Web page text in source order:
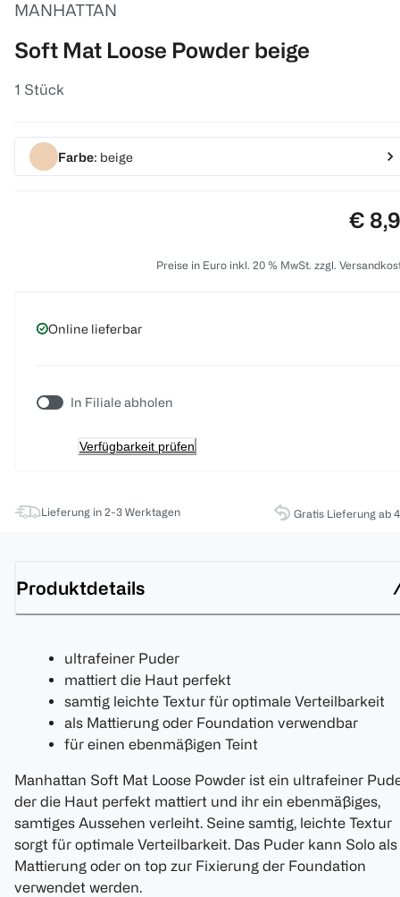
MANHATTAN
Soft Mat Loose Powder beige
1 Stück
Farbe: beige
€
Preise in Euro inkl. 20 % MwSt. zzgl.
Online lieferbar
In Filiale abholen
Verfügbarkeit prüfen
Lieferung in 2-3 Werktagen Gratis Lieferung ab
Produktdetails
ultrafeiner Puder
mattiert die Haut perfekt
samtig leichte Textur für optimale Verteilbarkeit
als Mattierung oder Foundation verwendbar
für einen ebenmäßigen Teint
Manhattan Soft Mat Loose Powder ist ein ultrafeiner
der die Haut perfekt mattiert und ihr ein ebenmäßiges,
samtiges Aussehen verleiht. Seine samtig, leichte Textur
sorgt für optimale Verteilbarkeit. Das Puder kann Solo als
Mattierung oder on top zur Fixierung der Foundation
verwendet werden.